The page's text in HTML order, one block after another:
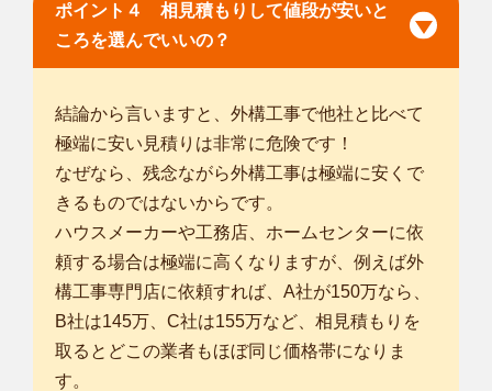
ポイント４ 相見積もりして値段が安いと
ころを選んでいいの？
結論から言いますと、外構工事で他社と比べて
極端に安い見積りは非常に危険です！
なぜなら、残念ながら外構工事は極端に安くで
きるものではないからです。
ハウスメーカーや工務店、ホームセンターに依
頼する場合は極端に高くなりますが、例えば外
構工事専門店に依頼すれば、A社が150万なら、
B社は145万、C社は155万など、相見積もりを
取るとどこの業者もほぼ同じ価格帯になりま
す。